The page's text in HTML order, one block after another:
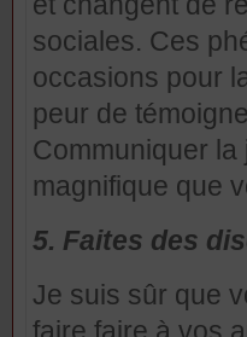
sociales. Ces
occasions pour
peur de
Communiquer
magnifique que
5. Faites des
Je suis sûr que